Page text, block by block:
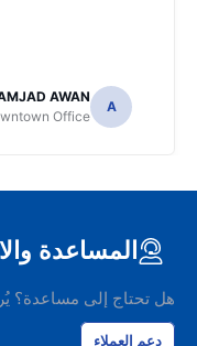
A
AWAN
Office
المساعدة
هل تحتاج إلى مساعدة؟
دعم العملاء